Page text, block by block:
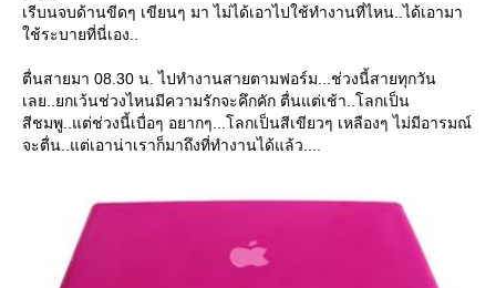
เรีบนจบด้านขีดๆ เขียนๆ มา ไม่ได้เอาไปใช้ทำงานที่ไหน..ได้เอามา
ช้ระบายที่นี่เอง..
ตื่นสายมา 08.30 น. ไปทำงานสายตามฟอร์ม...ช่วงนี้สายทุกวัน
เลย..ยกเว้นช่วงไหนมีความรักจะคึกคัก ตื่นแต่เช้า..โลกเป็น
สีชมพู..แต่ช่วงนี้เบื่อๆ อยากๆ...โลกเป็นสีเขียวๆ เหลืองๆ ไม่มีอารมณ์
จะตื่น..แต่เอาน่าเราก็มาถึงที่ทำงานได้แล้ว....